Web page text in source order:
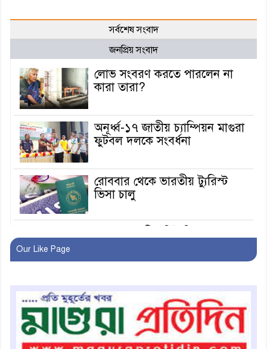
সর্বশেষ সংবাদ
জনপ্রিয় সংবাদ
লোভ সংবরণ করতে পারলেন না
কারা তারা?
অনূর্ধ্ব-১৭ জাতীয় চ্যাম্পিয়ন মাগুরা
ফুটবল দলকে সংবর্ধনা
রোববার থেকে ভারতীয় ট্যুরিস্ট
ভিসা চালু
অবহিতকরণ
মাগুরায় আ’লীগের প্রতিষ্ঠাবার্ষিকীর
কর্মসূচি প্রতিরোধে বিএনপির
মোটরসাইকেল শোডাউন
Our Like Page